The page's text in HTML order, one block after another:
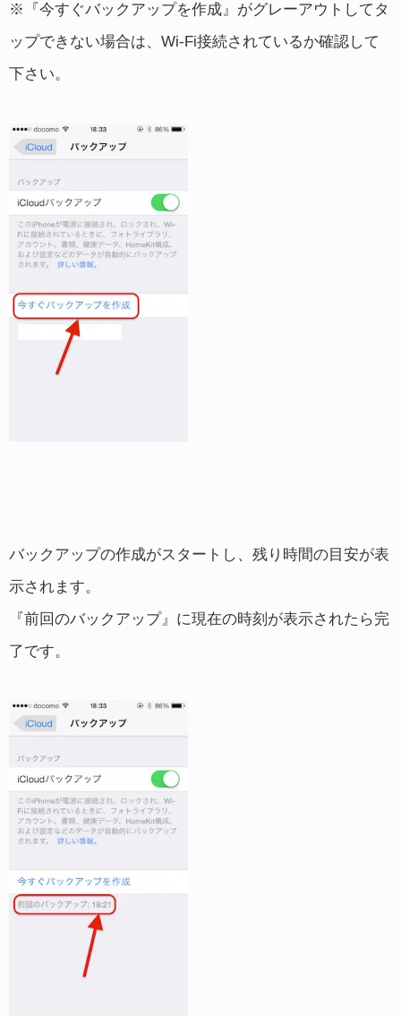
※『今すぐバックアップを作成』がグレーアウトしてタ
ップできない場合は、Wi-Fi接続されているか確認して
下さい。
バックアップの作成がスタートし、残り時間の目安が表
示されます。
『前回のバックアップ』に現在の時刻が表示されたら完
了です。